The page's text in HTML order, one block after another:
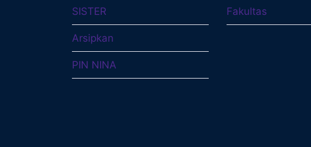
SISTER
Arsipkan
PIN NINA
Fakultas